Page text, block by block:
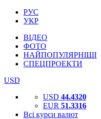
РУС
УКР
ВІДЕО
ФОТО
НАЙПОПУЛЯРНІШІ
СПЕЦПРОЕКТИ
USD
USD 44.4320
EUR 51.3316
Всі курси валют